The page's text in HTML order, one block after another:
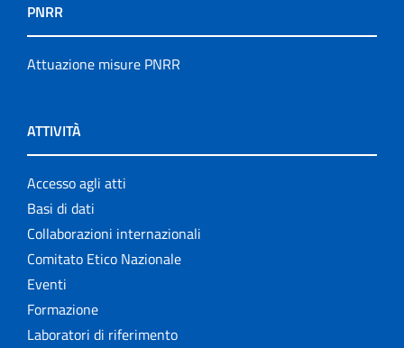
PNRR
Attuazione misure PNRR
ATTIVITÀ
Accesso agli atti
Basi di dati
Collaborazioni internazionali
Comitato Etico Nazionale
Eventi
Formazione
Laboratori di riferimento